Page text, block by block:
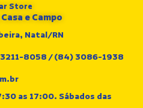
Store
e Campo
Natal/RN
8058 / (84) 3086-1938
as 17:00. Sábados das